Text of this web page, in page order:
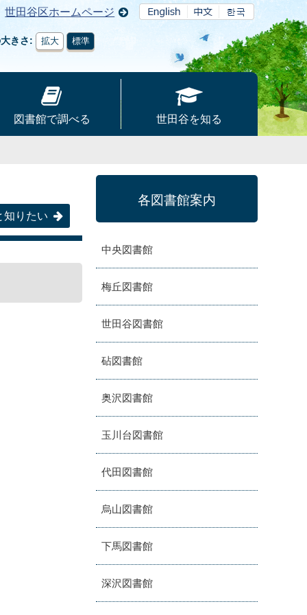
世田谷区ホームページ
きさ 拡大 標準
図書館で調べる 世田谷を知る
知りたい
各図書館案内
中央図書館
梅丘図書館
世田谷図書館
砧図書館
奥沢図書館
玉川台図書館
代田図書館
烏山図書館
下馬図書館
深沢図書館